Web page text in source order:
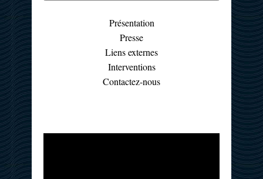
Présentation
Presse
Liens externes
Interventions
Contactez-nous
Bluesky